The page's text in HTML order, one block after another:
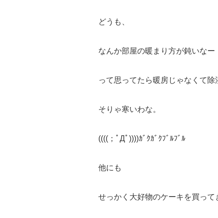
どうも、
なんか部屋の暖まり方が鈍いなー
って思ってたら暖房じゃなくて除
そりゃ寒いわな。
((((；ﾟДﾟ))))ｶﾞｸｶﾞｸﾌﾞﾙﾌﾞﾙ
他にも
せっかく大好物のケーキを買って